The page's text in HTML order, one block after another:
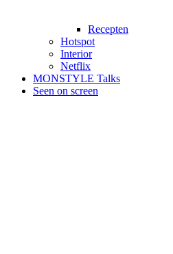
Recepten
Hotspot
Interior
Netflix
MONSTYLE Talks
Seen on screen